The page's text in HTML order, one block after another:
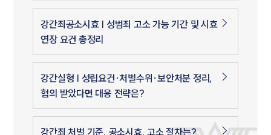
강간죄공소시효 | 성범죄 고소 가능 기간 및 시효
연장 요건 총정리
강간실형 | 성립요건·처벌수위·보안처분 정리,
혐의 받았다면 대응 전략은?
강간죄 처벌 기준, 공소시효, 고소 절차는?